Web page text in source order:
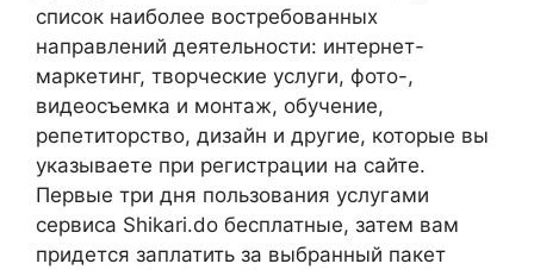
список наиболее востребованных
направлений деятельности: интернет-
маркетинг, творческие услуги, фото-,
видеосъемка и монтаж, обучение,
репетиторство, дизайн и другие, которые вы
указываете при регистрации на сайте.
Первые три дня пользования услугами
сервиса Shikari.do бесплатные, затем вам
придется заплатить за выбранный пакет